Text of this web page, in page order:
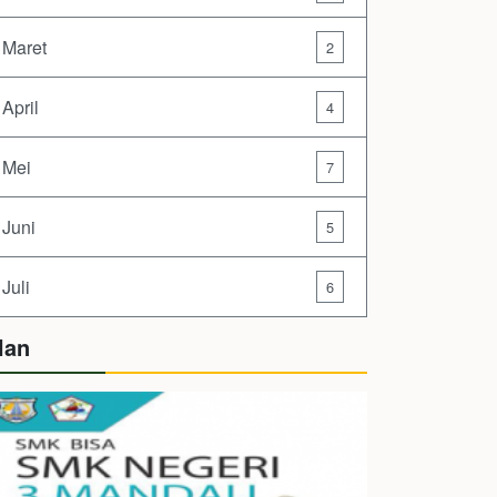
Maret 2
April 4
Mei 7
Juni 5
Juli 6